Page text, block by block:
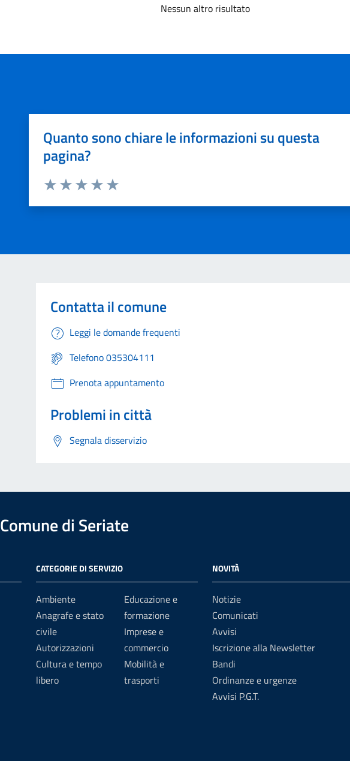
Nessun altro risultato
Quanto sono chiare le informazioni su questa
pagina?
Contatta il comune
Leggi le domande frequenti
Telefono 035304111
Prenota appuntamento
Problemi in città
Segnala disservizio
Comune di Seriate
CATEGORIE DI SERVIZIO
Ambiente
Anagrafe e stato
civile
Autorizzazioni
Cultura e tempo
libero
Educazione e
formazione
Imprese e
commercio
Mobilità e
trasporti
NOVITÀ
Notizie
Comunicati
Avvisi
Iscrizione alla Newsletter
Bandi
Ordinanze e urgenze
Avvisi P.G.T.